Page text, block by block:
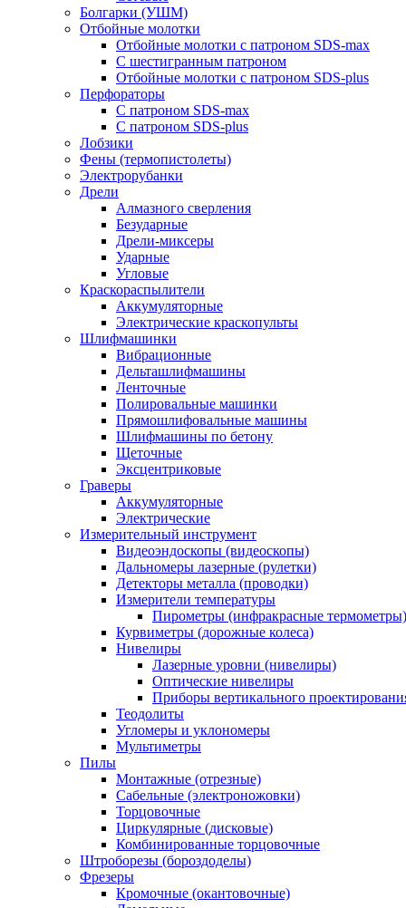
Болгарки (УШМ)
Отбойные молотки
Отбойные молотки с патроном SDS-max
С шестигранным патроном
Отбойные молотки с патроном SDS-plus
Перфораторы
С патроном SDS-max
С патроном SDS-plus
Лобзики
Фены (термопистолеты)
Электрорубанки
Дрели
Алмазного сверления
Безударные
Дрели-миксеры
Ударные
Угловые
Краскораспылители
Аккумуляторные
Электрические краскопульты
Шлифмашинки
Вибрационные
Дельташлифмашины
Ленточные
Полировальные машинки
Прямошлифовальные машины
Шлифмашины по бетону
Щеточные
Эксцентриковые
Граверы
Аккумуляторные
Электрические
Измерительный инструмент
Видеоэндоскопы (видеоскопы)
Дальномеры лазерные (рулетки)
Детекторы металла (проводки)
Измерители температуры
Пирометры (инфракрасные термометры)
Курвиметры (дорожные колеса)
Нивелиры
Лазерные уровни (нивелиры)
Оптические нивелиры
Приборы вертикального
Теодолиты
Угломеры и уклономеры
Мультиметры
Пилы
Монтажные (отрезные)
Сабельные (электроножовки)
Торцовочные
Циркулярные (дисковые)
Комбинированные торцовочные
Штроборезы (бороздоделы)
Фрезеры
Кромочные (окантовочные)